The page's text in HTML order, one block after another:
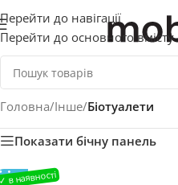
Перейти до навігації
Перейти до основного вмісту
Головна/Інше/Біотуалети
Показати бічну панель